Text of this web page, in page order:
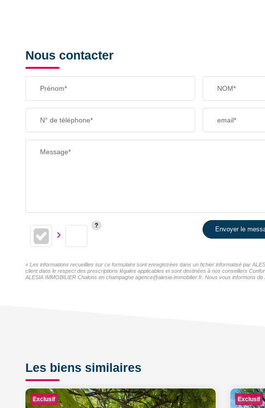
Nous contacter
Prénom* NOM*
N° de téléphone* email*
Message*
Envoyer le
« Les informations recueillies sur ce formulaire sont enregistrées dans un fichier informatisé par
client dans le respect des prescriptions légales applicables et sont destinées à nos conseillers
ALESIA IMMOBILIER Chalons en champagne agence@alesia-immobilier.fr. Nous vous informons
Les biens similaires
Exclusif Exclusif